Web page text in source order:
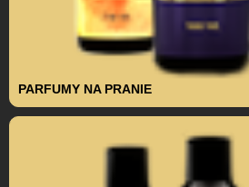
PARFUMY NA PRANIE